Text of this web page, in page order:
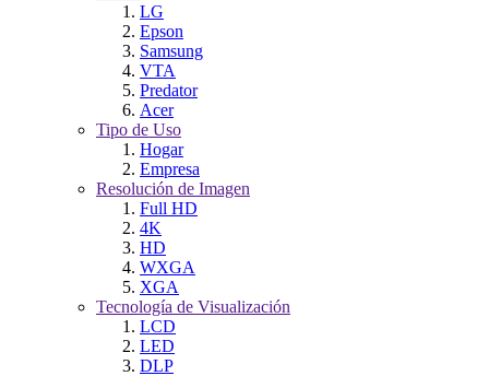
LG
Epson
Samsung
VTA
Predator
Acer
Tipo de Uso
Hogar
Empresa
Resolución de Imagen
Full HD
4K
HD
WXGA
XGA
Tecnología de Visualización
LCD
LED
DLP